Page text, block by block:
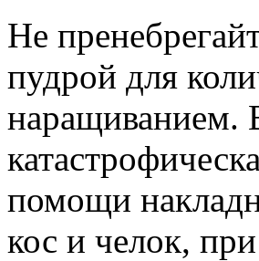
Не
пудрой для
наращиванием.
помощи
кос и челок,